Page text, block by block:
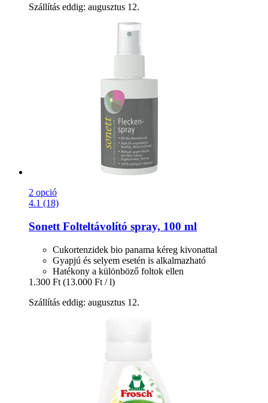
Szállítás eddig: augusztus 12.
2 opció
4.1 (18)
Sonett Folteltávolító spray, 100 ml
Cukortenzidek bio panama kéreg kivonattal
Gyapjú és selyem esetén is alkalmazható
Hatékony a különböző foltok ellen
1.300 Ft (13.000 Ft / l)
Szállítás eddig: augusztus 12.